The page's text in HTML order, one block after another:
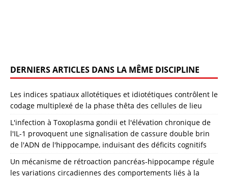
DERNIERS ARTICLES DANS LA MÊME DISCIPLINE
Les indices spatiaux allotétiques et idiotétiques contrôlent le
codage multiplexé de la phase thêta des cellules de lieu
L'infection à Toxoplasma gondii et l'élévation chronique de
l'IL-1 provoquent une signalisation de cassure double brin
de l'ADN de l'hippocampe, induisant des déficits cognitifs
Un mécanisme de rétroaction pancréas-hippocampe régule
les variations circadiennes des comportements liés à la